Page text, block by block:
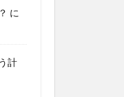
に
計